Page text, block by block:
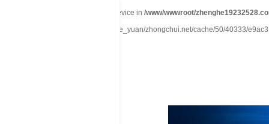
: mkdir(): No space left on device in /www/wwwroot/
: file_put_contents(./cachefile_yuan/zhongchui.net/cache/50/40333/